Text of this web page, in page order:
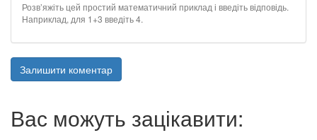
Розв’яжіть цей простий математичний приклад і введіть відповідь.
Наприклад, для 1+3 введіть 4.
Залишити коментар
Вас можуть зацікавити: